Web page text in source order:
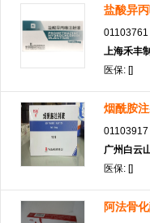
盐酸异丙
01103761
上海禾丰
医保: []
烟酰胺
01103917
广州白云
医保: []
阿法骨